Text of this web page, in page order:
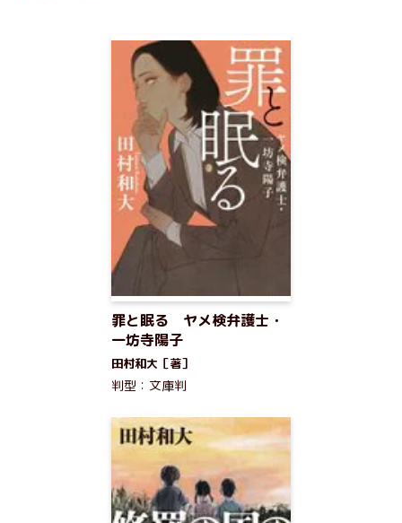
罪と眠る ヤメ検弁護士・
一坊寺陽子
田村和大［著］
判型：文庫判